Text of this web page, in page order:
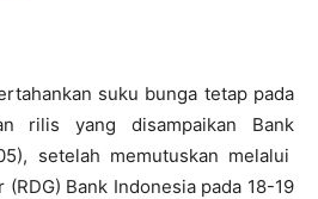
suku bunga tetap pada
rilis yang disampaikan Bank
setelah memutuskan melalui
(RDG) Bank Indonesia pada 18-19